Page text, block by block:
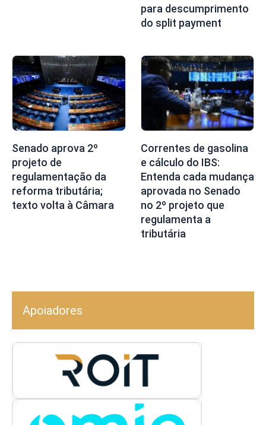
para descumprimento
do split payment
Senado aprova 2º
projeto de
regulamentação da
reforma tributária;
texto volta à Câmara
Correntes de gasolina
e cálculo do IBS:
Entenda cada mudança
aprovada no Senado
no 2º projeto que
regulamenta a
tributária
Apoiadores